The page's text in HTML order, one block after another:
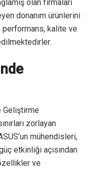
olan firmaları
donanım ürünlerini
performans, kalite ve
Geliştirme
zorlayan
mühendisleri,
etkinliği açısından
ve